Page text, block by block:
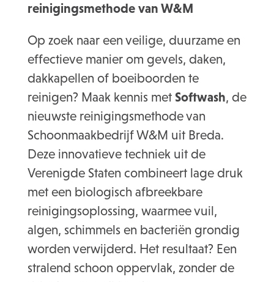
reinigingsmethode van W&M
Op zoek naar een veilige, duurzame en
effectieve manier om gevels, daken,
dakkapellen of boeiboorden te
reinigen? Maak kennis met Softwash, de
nieuwste reinigingsmethode van
Schoonmaakbedrijf W&M uit Breda.
Deze innovatieve techniek uit de
Verenigde Staten combineert lage druk
met een biologisch afbreekbare
reinigingsoplossing, waarmee vuil,
algen, schimmels en bacteriën grondig
worden verwijderd. Het resultaat? Een
stralend schoon oppervlak, zonder de